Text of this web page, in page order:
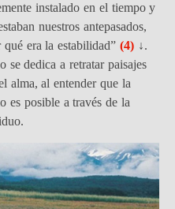
instalado en el tiempo y
nuestros antepasados,
era la estabilidad” (4) ↓.
se dedica a retratar paisajes
alma, al entender que la
es posible a través de la